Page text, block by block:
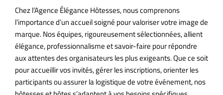
Chez l’Agence Élégance Hôtesses, nous comprenons
l’importance d’un accueil soigné pour valoriser votre image de
marque. Nos équipes, rigoureusement sélectionnées, allient
élégance, professionnalisme et savoir-faire pour répondre
aux attentes des organisateurs les plus exigeants. Que ce soit
pour accueillir vos invités, gérer les inscriptions, orienter les
participants ou assurer la logistique de votre événement, nos